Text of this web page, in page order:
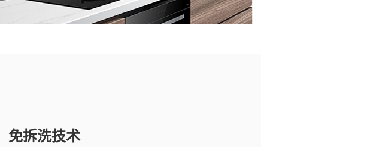
免拆洗技术